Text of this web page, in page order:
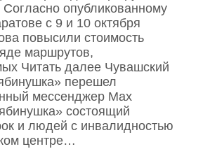
опубликованному
с 9 и 10 октября
повысили стоимость
маршрутов,
Читать далее Чувашский
перешел
мессенджер Max
состоящий
и людей с инвалидностью
центре…